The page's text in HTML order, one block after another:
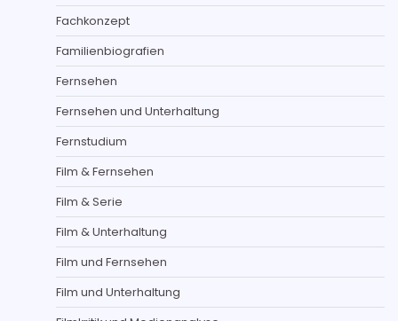
Fachkonzept
Familienbiografien
Fernsehen
Fernsehen und Unterhaltung
Fernstudium
Film & Fernsehen
Film & Serie
Film & Unterhaltung
Film und Fernsehen
Film und Unterhaltung